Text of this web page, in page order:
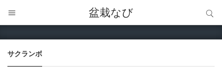
盆栽なび
サクランボ
サイト内検索